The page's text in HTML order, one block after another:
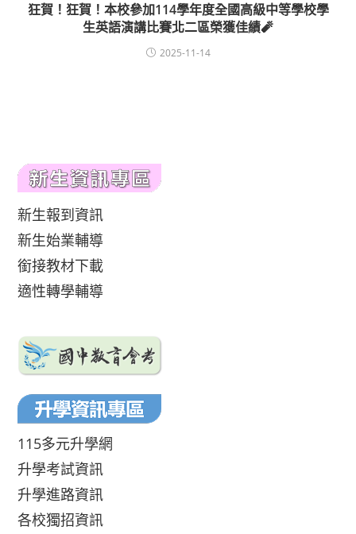
狂賀！狂賀！本校參加114學年度全國高級中等學校學
生英語演講比賽北二區榮獲佳績🧨
2025-11-14
新生報到資訊
新生始業輔導
銜接教材下載
適性轉學輔導
115多元升學網
升學考試資訊
升學進路資訊
各校獨招資訊